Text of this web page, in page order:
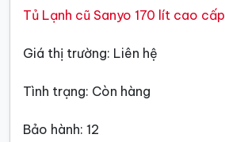
Tủ Lạnh cũ Sanyo 170 lít cao cấp
Giá thị trường: Liên hệ
Tình trạng: Còn hàng
Bảo hành: 12